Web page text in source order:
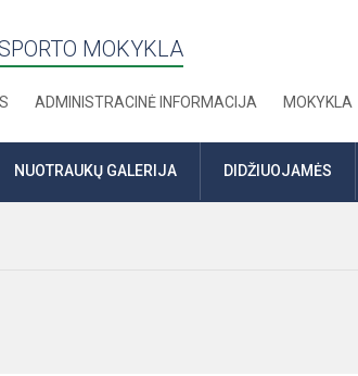
MOKYKLA
ADMINISTRACINĖ INFORMACIJA MOKYKLA
NUOTRAUKŲ GALERIJA DIDŽIUOJAMĖS